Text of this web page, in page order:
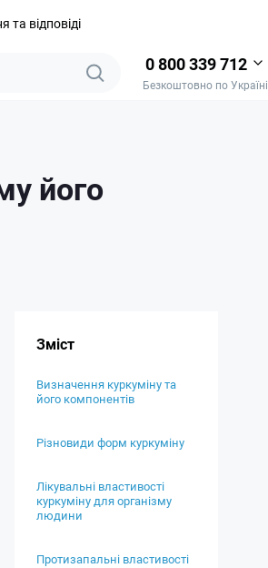
та відповіді
0 800 339 712
Безкоштовно по Україні
його
Зміст
Визначення куркуміну та
його компонентів
Різновиди форм куркуміну
Лікувальні властивості
куркуміну для організму
людини
Протизапальні властивості